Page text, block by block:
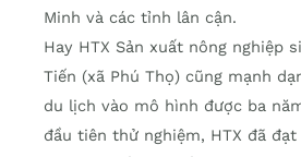
Minh và các tỉnh lân cận.
Hay HTX Sản xuất nông nghiệp
Tiến (xã Phú Thọ) cũng mạnh
du lịch vào mô hình được ba
đầu tiên thử nghiệm, HTX đã